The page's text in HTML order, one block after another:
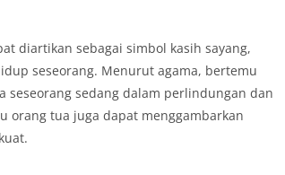
diartikan sebagai simbol kasih sayang,
seseorang. Menurut agama, bertemu
sedang dalam perlindungan dan
orang tua juga dapat menggambarkan